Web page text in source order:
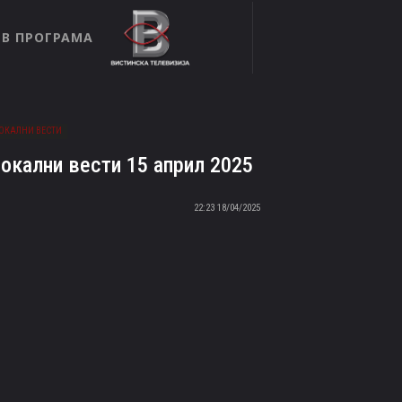
ПРОГРАМА
ВЕСТИ
вести 15 април 2025
18/04/2025 22:23